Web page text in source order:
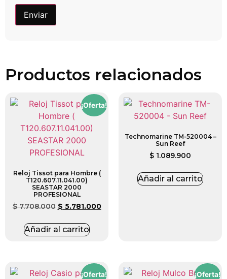
Productos relacionados
¡Oferta!
Reloj Tissot para Hombre (
T120.607.11.041.00)
SEASTAR 2000
PROFESIONAL
$7.708.000 $ 5.781.000
Añadir al carrito
Technomarine TM-520004 –
Sun Reef
$ 1.089.900
Añadir al carrito
¡Oferta! ¡Oferta!